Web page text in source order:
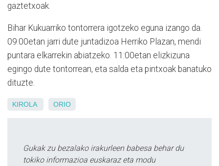
gaztetxoak.
Bihar Kukuarriko tontorrera igotzeko eguna izango da.
09:00etan jarri dute juntadizoa Herriko Plazan, mendi
puntara elkarrekin abiatzeko. 11:00etan elizkizuna
egingo dute tontorrean, eta salda eta pintxoak banatuko
dituzte.
KIROLA ORIO
Gukak zu bezalako irakurleen babesa behar du
tokiko informazioa euskaraz eta modu